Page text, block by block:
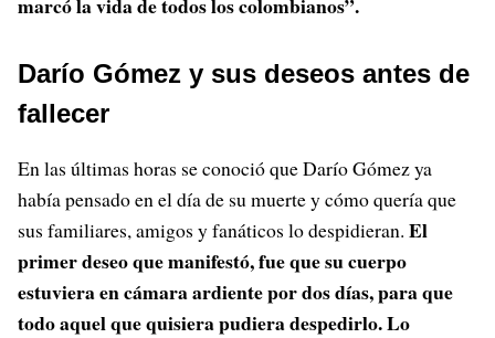
Darío Gómez y sus deseos antes de
fallecer
En las últimas horas se conoció que Darío Gómez ya
había pensado en el día de su muerte y cómo quería que
sus familiares, amigos y fanáticos lo despidieran. El
primer deseo que manifestó, fue que su cuerpo
estuviera en cámara ardiente por dos días, para que
todo aquel que quisiera pudiera despedirlo. Lo